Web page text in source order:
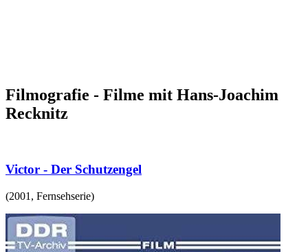
Filmografie - Filme mit Hans-Joachim
Recknitz
Victor - Der Schutzengel
(2001 , Fernsehserie)